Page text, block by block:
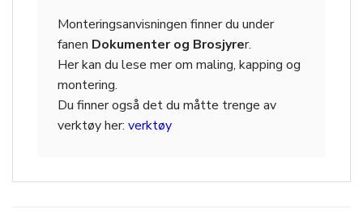
Monteringsanvisningen finner du under
fanen Dokumenter og Brosjyrer.
Her kan du lese mer om maling, kapping og
montering.
Du finner også det du måtte trenge av
verktøy her: verktøy